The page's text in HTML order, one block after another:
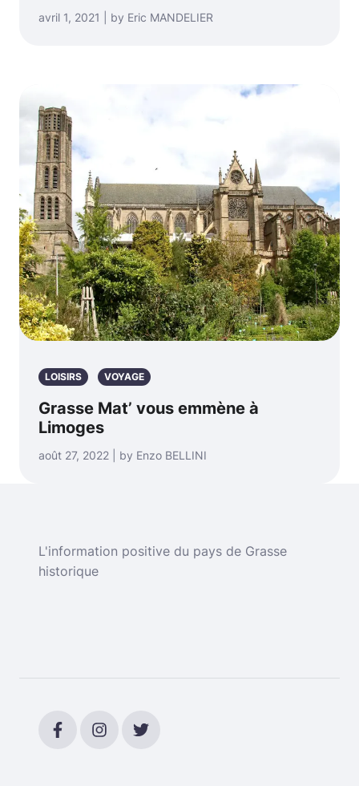
avril 1, 2021 | by Eric MANDELIER
LOISIRS VOYAGE
Grasse Mat’ vous emmène à
Limoges
août 27, 2022 | by Enzo BELLINI
L'information positive du pays de Grasse
historique